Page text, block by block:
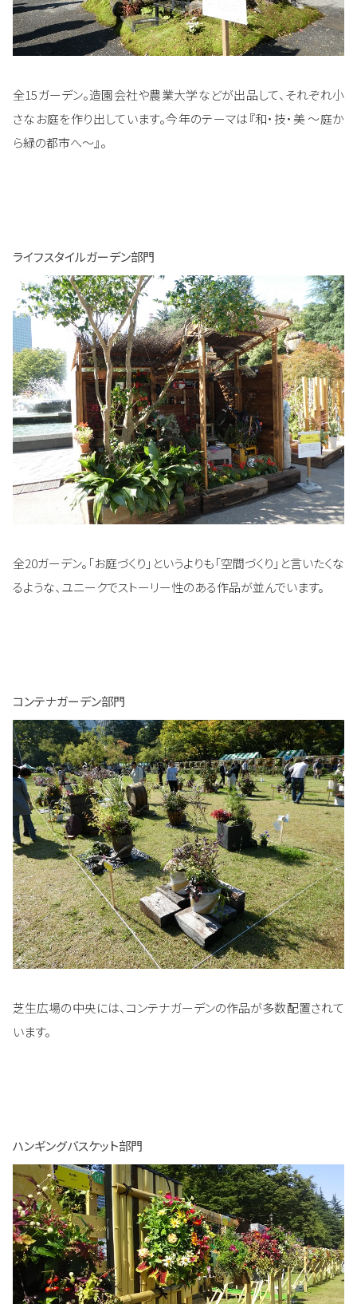
全15ガーデン。造園会社や農業大学などが出品して、それぞれ小
さなお庭を作り出しています。今年のテーマは『和・技・美 ～庭か
ら緑の都市へ～』。
ライフスタイルガーデン部門
全20ガーデン。「お庭づくり」というよりも「空間づくり」と言いたくな
るような、ユニークでストーリー性のある作品が並んでいます。
コンテナガーデン部門
芝生広場の中央には、コンテナガーデンの作品が多数配置されて
います。
ハンギングバスケット部門